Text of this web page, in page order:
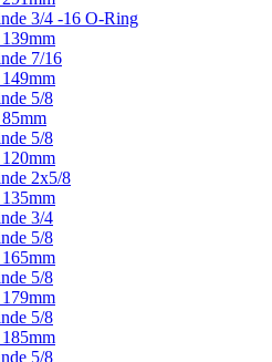
3/4 -16 O-Ring
7/16
5/8
5/8
2x5/8
3/4
5/8
5/8
5/8
5/8